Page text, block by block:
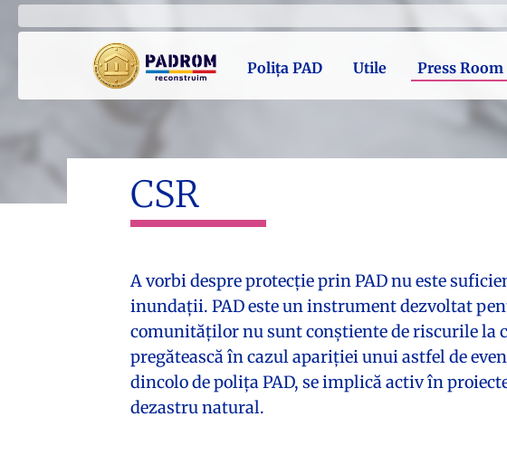
Polița PAD Utile Press Room
CSR
A vorbi despre protecție prin PAD nu este
inundații. PAD este un instrument dezvoltat
comunităților nu sunt conștiente de riscurile la
pregătească în cazul apariției unui astfel de
dincolo de polița PAD, se implică activ în
dezastru natural.